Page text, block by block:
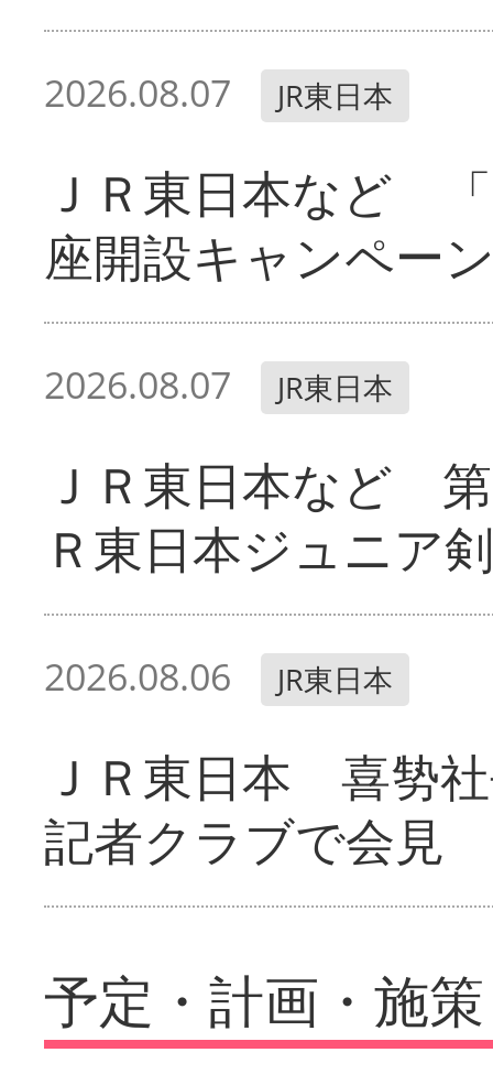
2026.08.07 JR東日本
ＪＲ東日本など
座開設キャンペー
2026.08.07 JR東日本
ＪＲ東日本など
Ｒ東日本ジュニア
2026.08.06 JR東日本
ＪＲ東日本 喜㔟
記者クラブで会見
予定・計画・施策